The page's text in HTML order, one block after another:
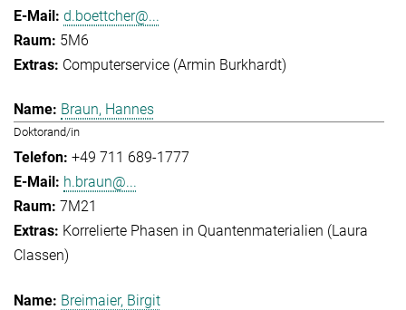
d.boettcher@...
5M6
Computerservice (Armin Burkhardt)
Braun, Hannes
Doktorand/in
+49 711 689-1777
h.braun@...
7M21
Korrelierte Phasen in Quantenmaterialien (Laura
Classen)
Breimaier, Birgit